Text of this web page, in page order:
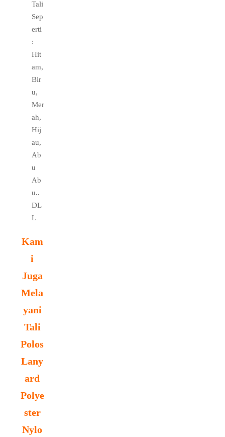
Tali
Sep
erti
:
Hit
am,
Bir
u,
Mer
ah,
Hij
au,
Ab
u
Ab
u..
DL
L
Kam
i
Juga
Mela
yani
Tali
Polos
Lany
ard
Polye
ster
Nylo